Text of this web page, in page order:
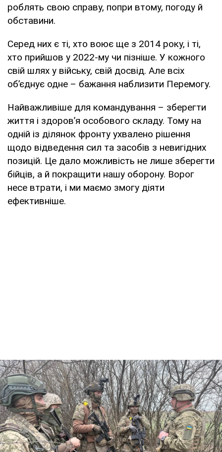
роблять свою справу, попри втому, погоду й
обставини.
Серед них є ті, хто воює ще з 2014 року, і ті,
хто прийшов у 2022-му чи пізніше. У кожного
свій шлях у війську, свій досвід. Але всіх
об’єднує одне – бажання наблизити Перемогу.
Найважливіше для командування – зберегти
життя і здоров’я особового складу. Тому на
одній із ділянок фронту ухвалено рішення
щодо відведення сил та засобів з невигідних
позицій. Це дало можливість не лише зберегти
бійців, а й покращити нашу оборону. Ворог
несе втрати, і ми маємо змогу діяти
ефективніше.